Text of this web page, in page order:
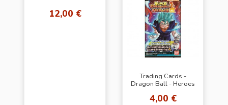
12,00 €
Trading Cards -
Dragon Ball - Heroes
4,00 €